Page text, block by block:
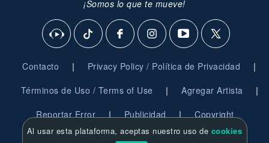
¡Somos lo que te mueve!
Contacto | Privacy Policy / Política de Privacidad |
Términos de Uso / Terms of Use | Agregar Artista |
Reportar Error | Publicidad | Copyright
Al usar esta plataforma, aceptas nuestro uso de cookies